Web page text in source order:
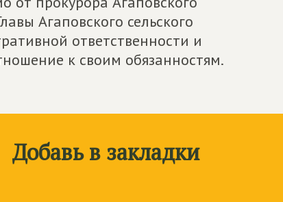
Агаповского сельского
ответственности и
к своим обязанностям.
Добавь в закладки